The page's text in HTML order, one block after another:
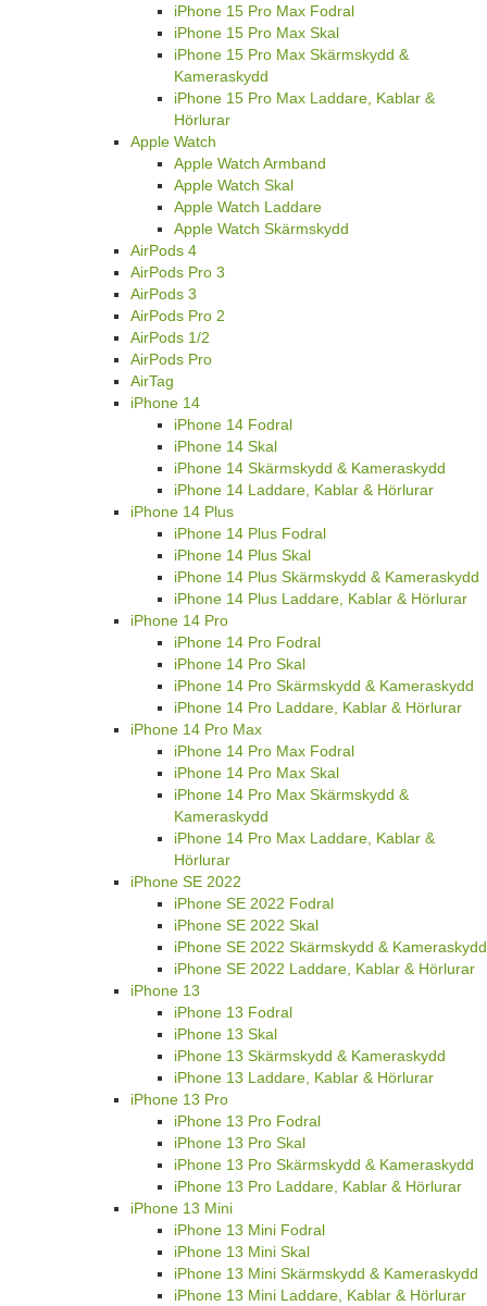
iPhone 15 Pro Max Fodral
iPhone 15 Pro Max Skal
iPhone 15 Pro Max Skärmskydd &
Kameraskydd
iPhone 15 Pro Max Laddare, Kablar &
Hörlurar
Apple Watch
Apple Watch Armband
Apple Watch Skal
Apple Watch Laddare
Apple Watch Skärmskydd
AirPods 4
AirPods Pro 3
AirPods 3
AirPods Pro 2
AirPods 1/2
AirPods Pro
AirTag
iPhone 14
iPhone 14 Fodral
iPhone 14 Skal
iPhone 14 Skärmskydd & Kameraskydd
iPhone 14 Laddare, Kablar & Hörlurar
iPhone 14 Plus
iPhone 14 Plus Fodral
iPhone 14 Plus Skal
iPhone 14 Plus Skärmskydd & Kameraskydd
iPhone 14 Plus Laddare, Kablar & Hörlurar
iPhone 14 Pro
iPhone 14 Pro Fodral
iPhone 14 Pro Skal
iPhone 14 Pro Skärmskydd & Kameraskydd
iPhone 14 Pro Laddare, Kablar & Hörlurar
iPhone 14 Pro Max
iPhone 14 Pro Max Fodral
iPhone 14 Pro Max Skal
iPhone 14 Pro Max Skärmskydd &
Kameraskydd
iPhone 14 Pro Max Laddare, Kablar &
Hörlurar
iPhone SE 2022
iPhone SE 2022 Fodral
iPhone SE 2022 Skal
iPhone SE 2022 Skärmskydd & Kameraskydd
iPhone SE 2022 Laddare, Kablar & Hörlurar
iPhone 13
iPhone 13 Fodral
iPhone 13 Skal
iPhone 13 Skärmskydd & Kameraskydd
iPhone 13 Laddare, Kablar & Hörlurar
iPhone 13 Pro
iPhone 13 Pro Fodral
iPhone 13 Pro Skal
iPhone 13 Pro Skärmskydd & Kameraskydd
iPhone 13 Pro Laddare, Kablar & Hörlurar
iPhone 13 Mini
iPhone 13 Mini Fodral
iPhone 13 Mini Skal
iPhone 13 Mini Skärmskydd & Kameraskydd
iPhone 13 Mini Laddare, Kablar & Hörlurar